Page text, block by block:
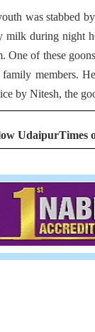
was stabbed
milk during night
One of these
family members.
by Nitesh, the
UdaipurTimes